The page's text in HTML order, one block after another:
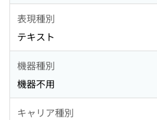
表現種別
テキスト
機器種別
機器不用
キャリア種別